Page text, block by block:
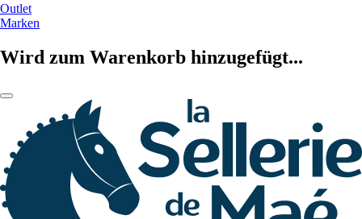
Outlet
Marken
Wird zum Warenkorb hinzugefügt...